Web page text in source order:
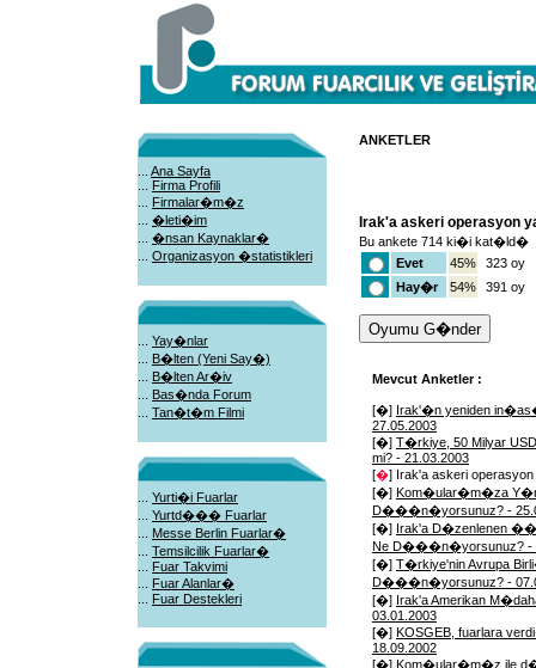
Ana Sayfa
Firma Profili
Firmalar�m�z
�leti�im
�nsan Kaynaklar�
Organizasyon �statistikleri
Yay�nlar
B�lten (Yeni Say�)
B�lten Ar�iv
Bas�nda Forum
Tan�t�m Filmi
Yurti�i Fuarlar
Yurtd��� Fuarlar
Messe Berlin Fuarlar�
Temsilcilik Fuarlar�
Fuar Takvimi
Fuar Alanlar�
Fuar Destekleri
ANKETLER
Irak'a askeri operasyon
Bu ankete 714 ki�i kat�ld�
Evet
45%
323 oy
Hay�r
54% 391 oy
Mevcut Anketler :
[�] Irak'�n yeniden
27.05.2003
[�] T�rkiye, 50 Milyar
mi? - 21.03.2003
[�] Irak'a askeri
[�] Kom�ular�m�za
D���n�yorsunuz? -
[�] Irak'a D�zenlenen
Ne D���n�yorsunuz? -
[�] T�rkiye'nin Avrupa
D���n�yorsunuz? -
[�] Irak'a Amerikan
03.01.2003
[�] KOSGEB, fuarlara
18.09.2002
[�] Kom�ular�m�z ile